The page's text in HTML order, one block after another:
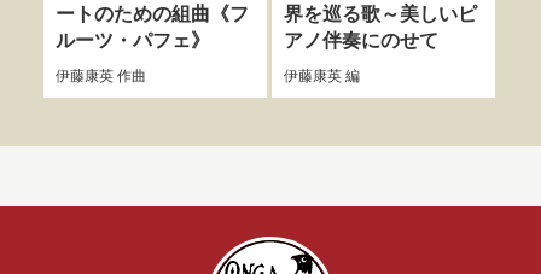
ートのための組曲《フ
ルーツ・パフェ》
伊藤康英作曲
界を巡る歌～美しいピ
アノ伴奏にのせて
伊藤康英編